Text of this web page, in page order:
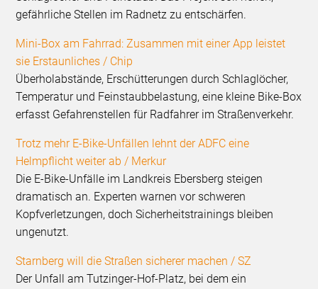
gefährliche Stellen im Radnetz zu entschärfen.
Mini-Box am Fahrrad: Zusammen mit einer App leistet
sie Erstaunliches / Chip
Überholabstände, Erschütterungen durch Schlaglöcher,
Temperatur und Feinstaubbelastung, eine kleine Bike-Box
erfasst Gefahrenstellen für Radfahrer im Straßenverkehr.
Trotz mehr E-Bike-Unfällen lehnt der ADFC eine
Helmpflicht weiter ab / Merkur
Die E-Bike-Unfälle im Landkreis Ebersberg steigen
dramatisch an. Experten warnen vor schweren
Kopfverletzungen, doch Sicherheitstrainings bleiben
ungenutzt.
Starnberg will die Straßen sicherer machen / SZ
Der Unfall am Tutzinger-Hof-Platz, bei dem ein